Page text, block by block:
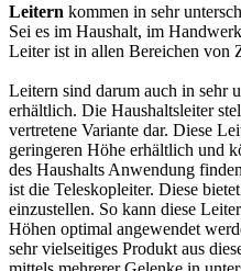
Leitern kommen in sehr
Sei es im Haushalt, im
Leiter ist in allen Bereichen von
Leitern sind darum auch in sehr
erhältlich. Die Haushaltsleiter
vertretene Variante dar. Diese
geringeren Höhe erhältlich und
des Haushalts Anwendung
ist die Teleskopleiter. Diese
einzustellen. So kann diese
Höhen optimal angewendet
sehr vielseitiges Produkt aus